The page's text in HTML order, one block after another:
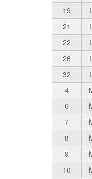
19
21
22
26
32
4
6
7
8
9
10